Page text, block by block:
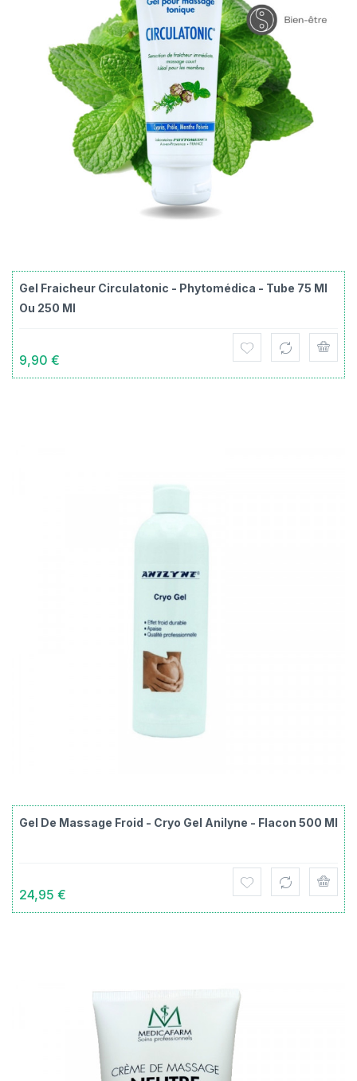
Gel Fraicheur Circulatonic - Phytomédica - Tube 75 Ml
Ou 250 Ml
9,90 €
Gel De Massage Froid - Cryo Gel Anilyne - Flacon 500 Ml
24,95 €